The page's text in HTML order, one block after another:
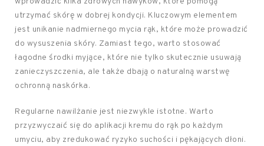
utrzymać skórę w dobrej kondycji. Kluczowym elementem
jest unikanie nadmiernego mycia rąk, które może prowadzić
do wysuszenia skóry. Zamiast tego, warto stosować
łagodne środki myjące, które nie tylko skutecznie usuwają
zanieczyszczenia, ale także dbają o naturalną warstwę
ochronną naskórka.
Regularne nawilżanie jest niezwykle istotne. Warto
przyzwyczaić się do aplikacji kremu do rąk po każdym
umyciu, aby zredukować ryzyko suchości i pękających dłoni.